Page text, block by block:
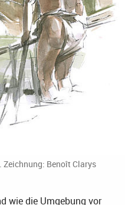
Zeichnung: Benoît Clarys
wie die Umgebung vor